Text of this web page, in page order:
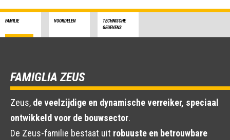
FAMILIE VOORDELEN
TECHNISCHE
GEGEVENS
FAMIGLIA ZEUS
Zeus, de veelzijdige en dynamische verreiker, speciaal
ontwikkeld voor de bouwsector.
De Zeus-familie bestaat uit robuuste en betrouwbare